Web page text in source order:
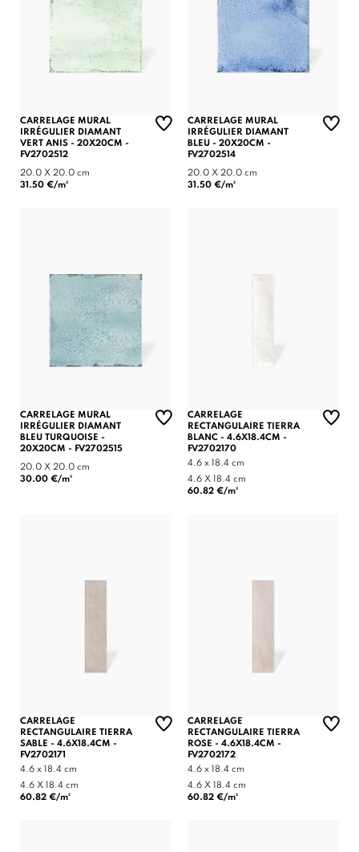
CARRELAGE MURAL
IRRÉGULIER DIAMANT
VERT ANIS - 20X20CM -
FV2702512
20.0 X 20.0 cm
31.50 €/m²
CARRELAGE MURAL
IRRÉGULIER DIAMANT
BLEU - 20X20CM -
FV2702514
20.0 X 20.0 cm
31.50 €/m²
CARRELAGE MURAL
IRRÉGULIER DIAMANT
BLEU TURQUOISE -
20X20CM - FV2702515
20.0 X 20.0 cm
30.00 €/m²
CARRELAGE
RECTANGULAIRE TIERRA
BLANC - 4.6X18.4CM -
FV2702170
4.6 x 18.4 cm
4.6 X 18.4 cm
60.82 €/m²
CARRELAGE
RECTANGULAIRE TIERRA
SABLE - 4.6X18.4CM -
FV2702171
4.6 x 18.4 cm
4.6 X 18.4 cm
60.82 €/m²
CARRELAGE
RECTANGULAIRE TIERRA
ROSE - 4.6X18.4CM -
FV2702172
4.6 x 18.4 cm
4.6 X 18.4 cm
60.82 €/m²